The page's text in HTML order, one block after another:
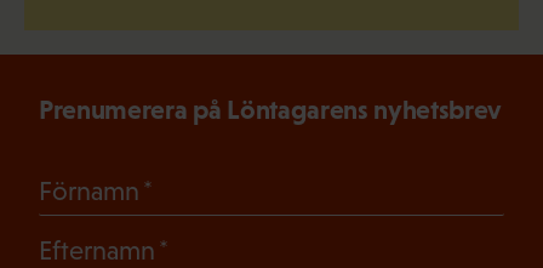
Prenumerera på Löntagarens nyhetsbrev
Förnamn
Efternamn